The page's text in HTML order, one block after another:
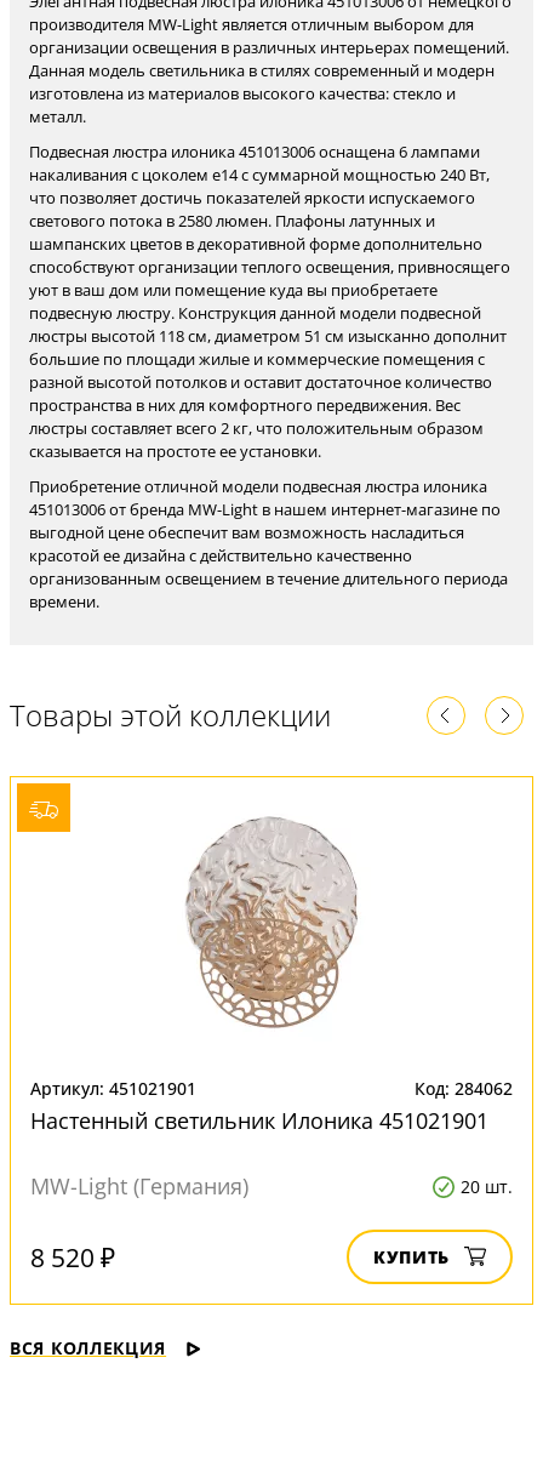
производителя MW-Light является отличным выбором для
организации освещения в различных интерьерах помещений.
Данная модель светильника в стилях современный и модерн
изготовлена из материалов высокого качества: стекло и
металл.
Подвесная люстра илоника 451013006 оснащена 6 лампами
накаливания с цоколем e14 с суммарной мощностью 240 Вт,
что позволяет достичь показателей яркости испускаемого
светового потока в 2580 люмен. Плафоны латунных и
шампанских цветов в декоративной форме дополнительно
способствуют организации теплого освещения, привносящего
уют в ваш дом или помещение куда вы приобретаете
подвесную люстру. Конструкция данной модели подвесной
люстры высотой 118 см, диаметром 51 см изысканно дополнит
большие по площади жилые и коммерческие помещения с
разной высотой потолков и оставит достаточное количество
пространства в них для комфортного передвижения. Вес
люстры составляет всего 2 кг, что положительным образом
сказывается на простоте ее установки.
Приобретение отличной модели подвесная люстра илоника
451013006 от бренда MW-Light в нашем интернет-магазине по
выгодной цене обеспечит вам возможность насладиться
красотой ее дизайна с действительно качественно
организованным освещением в течение длительного периода
времени.
Товары этой коллекции
Артикул: 451021901 Код: 284062
Настенный светильник Илоника 451021901
MW-Light (Германия) 20 шт.
8 520 ₽ КУПИТЬ
ВСЯ КОЛЛЕКЦИЯ